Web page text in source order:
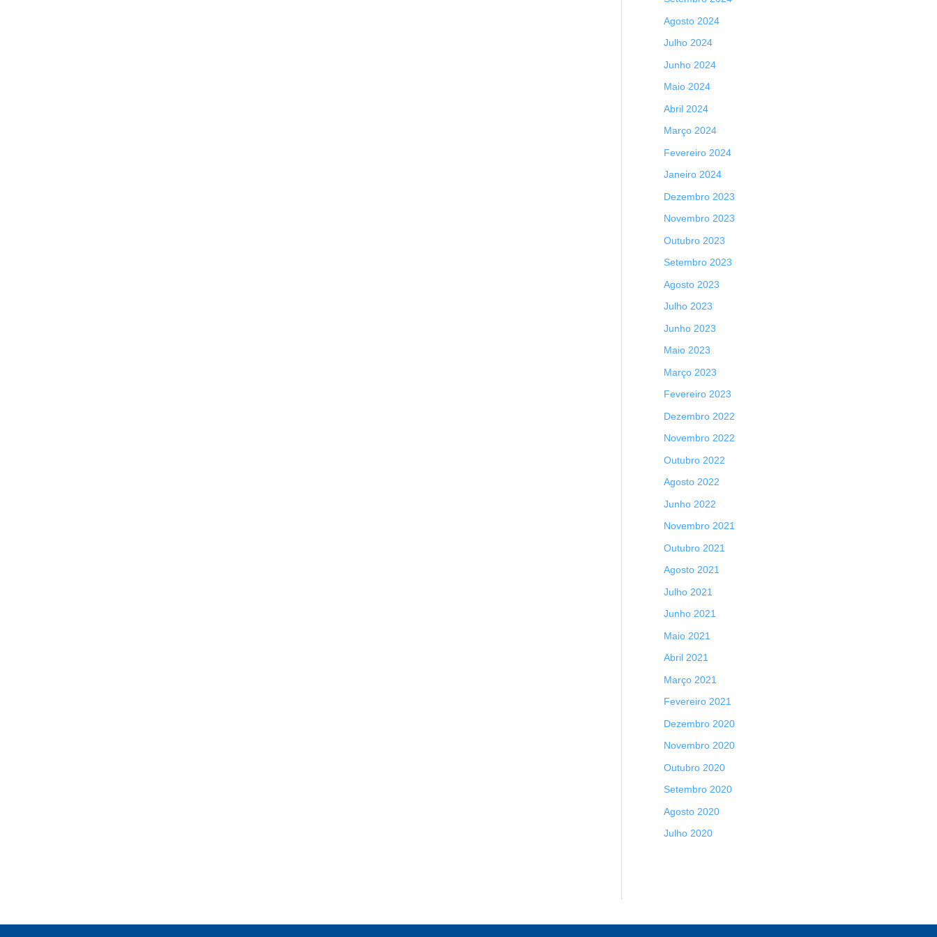
Agosto 2024
Julho 2024
Junho 2024
Maio 2024
Abril 2024
Março 2024
Fevereiro 2024
Janeiro 2024
Dezembro 2023
Novembro 2023
Outubro 2023
Setembro 2023
Agosto 2023
Julho 2023
Junho 2023
Maio 2023
Março 2023
Fevereiro 2023
Dezembro 2022
Novembro 2022
Outubro 2022
Agosto 2022
Junho 2022
Novembro 2021
Outubro 2021
Agosto 2021
Julho 2021
Junho 2021
Maio 2021
Abril 2021
Março 2021
Fevereiro 2021
Dezembro 2020
Novembro 2020
Outubro 2020
Setembro 2020
Agosto 2020
Julho 2020